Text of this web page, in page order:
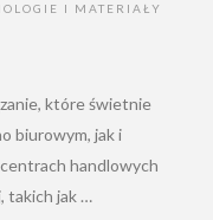
I MATERIAŁY
które świetnie
biurowym, jak i
handlowych
takich jak …